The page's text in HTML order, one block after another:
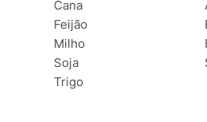
Cana
Feijão
Milho
Soja
Trigo